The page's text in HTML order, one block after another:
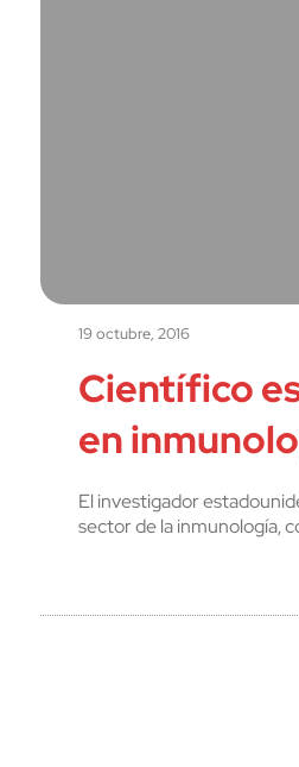
19 octubre, 2016
Científico
en
El investigador
sector de la inmunología,